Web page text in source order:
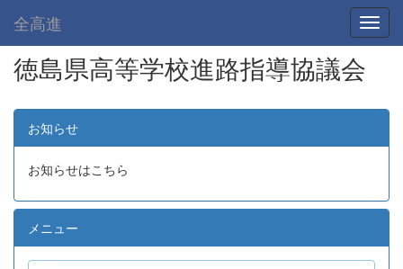
全高進
徳島県高等学校進路指導協議会
お知らせ
お知らせはこちら
メニュー